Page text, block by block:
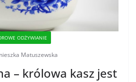
ODŻYWIANIE
Matuszewska
– królowa kasz jest